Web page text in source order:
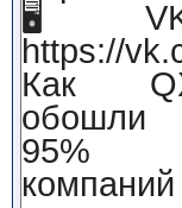
🖥
https://
Как
обошли
95%
компаний